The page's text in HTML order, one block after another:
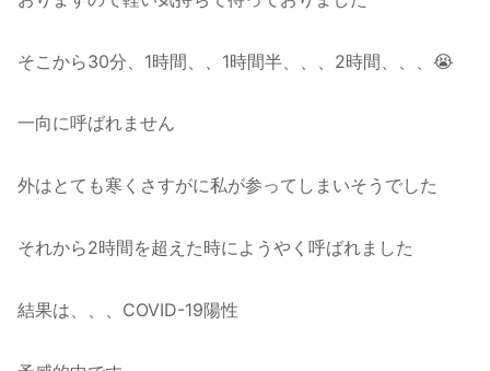
そこから30分、1時間、、1時間半、、、2時間、、、😭
一向に呼ばれません
外はとても寒くさすがに私が参ってしまいそうでした
それから2時間を超えた時にようやく呼ばれました
結果は、、、COVID-19陽性